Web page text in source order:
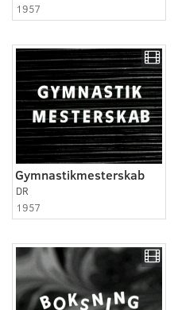
1957
Gymnastikmesterskab
DR
1957